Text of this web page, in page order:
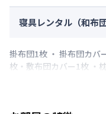
寝具レンタル（和布
掛布団1枚 ・ 掛布団カバ
枚・敷布団カバー1枚 ・